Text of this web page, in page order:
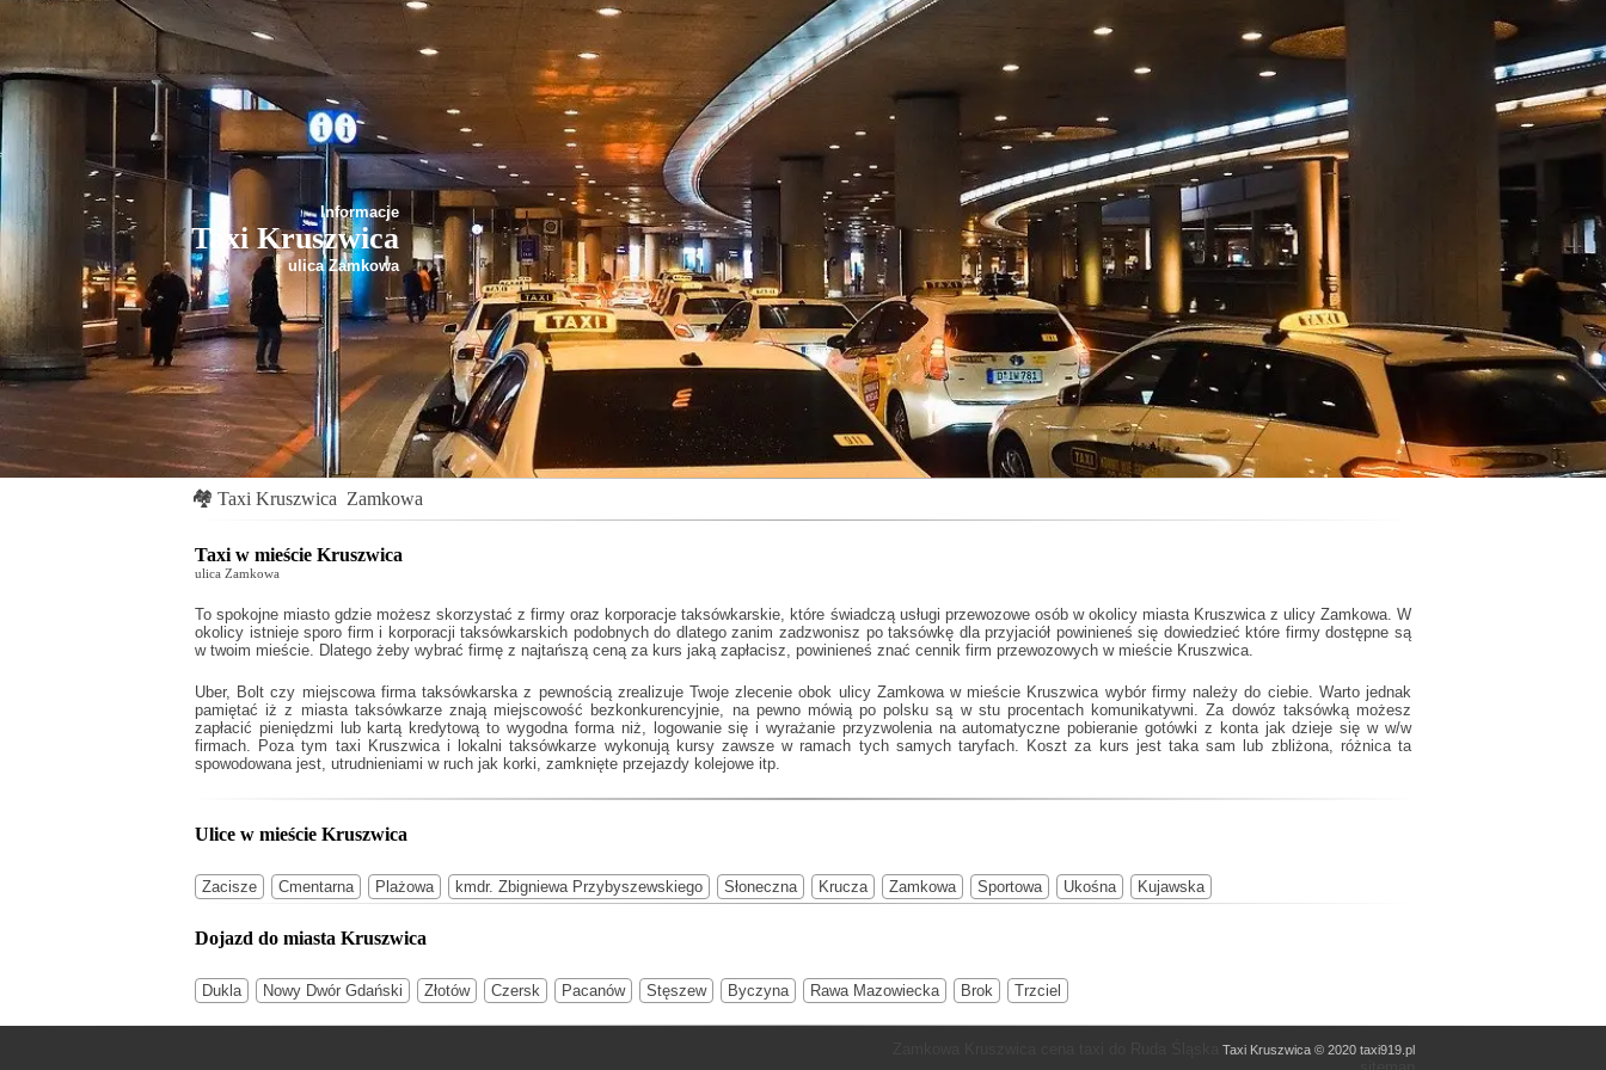
Informacje
Taxi Kruszwica
ulica Zamkowa
🏘 Taxi Kruszwica Zamkowa
Taxi w mieście Kruszwica
ulica Zamkowa
To spokojne miasto gdzie możesz skorzystać z firmy oraz korporacje taksówkarskie, które świadczą usługi przewozowe osób w okolicy miasta Kruszwica z ulicy Zamkowa. W
okolicy istnieje sporo firm i korporacji taksówkarskich podobnych do dlatego zanim zadzwonisz po taksówkę dla przyjaciół powinieneś się dowiedzieć które firmy dostępne są
w twoim mieście. Dlatego żeby wybrać firmę z najtańszą ceną za kurs jaką zapłacisz, powinieneś znać cennik firm przewozowych w mieście Kruszwica.
Uber, Bolt czy miejscowa firma taksówkarska z pewnością zrealizuje Twoje zlecenie obok ulicy Zamkowa w mieście Kruszwica wybór firmy należy do ciebie. Warto jednak
pamiętać iż z miasta taksówkarze znają miejscowość bezkonkurencyjnie, na pewno mówią po polsku są w stu procentach komunikatywni. Za dowóz taksówką możesz
zapłacić pieniędzmi lub kartą kredytową to wygodna forma niż, logowanie się i wyrażanie przyzwolenia na automatyczne pobieranie gotówki z konta jak dzieje się w w/w
firmach. Poza tym taxi Kruszwicai lokalni taksówkarze wykonują kursy zawsze w ramach tych samych taryfach. Koszt za kurs jest taka sam lub zbliżona, różnica ta
spowodowana jest, utrudnieniami w ruch jak korki, zamknięte przejazdy kolejowe itp.
Ulice w mieście Kruszwica
Zacisze Cmentarna Plażowa kmdr. Zbigniewa Przybyszewskiego Słoneczna Krucza Zamkowa Sportowa Ukośna Kujawska
Dojazd do miasta Kruszwica
Dukla Nowy Dwór Gdański Złotów Czersk Pacanów Stęszew Byczyna Rawa Mazowiecka Brok Trzciel
Taxi Kruszwica © 2020 taxi919.pl